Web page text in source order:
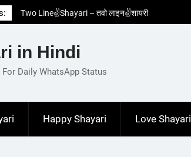
Two Line✌️Shayari – तवो लाइन✌️शायरी
Love😓Lines In Hindi – लव😓लाइन्स इन हिंदी
Love🥳Poetry In Hindi – लव🥳पोएट्री इन हिंदी
1 Line☝️Shayari In Hindi – १ लाइन☝️शायरी इन
in Hindi
Daily WhatsApp Status
Happy Shayari Love Shayari